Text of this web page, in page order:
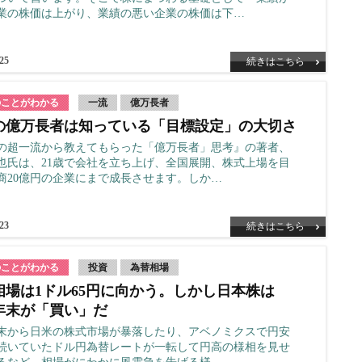
の株価は上がり、業績の悪い企業の株価は下…
続きはこちら
とがわかる 一流 億万長者
億万長者は知っている「目標設定」の大切さ
超一流から教えてもらった「億万長者」思考』の著者、
氏は、21歳で会社を立ち上げ、全国展開、株式上場を目
20億円の企業にまで成長させます。しか…
続きはこちら
とがわかる 投資 為替相場
場は1ドル65円に向かう。しかし日本株は
末が「買い」だ
から日米の株式市場が暴落したり、アベノミクスで円安
いていたドル円為替レートが一転して円高の様相を見せ